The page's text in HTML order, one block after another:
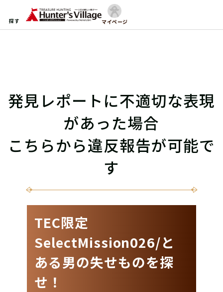
探す マイページ
発見レポートに不適切な表現
があった場合
こちらから違反報告が可能で
す
TEC限定
SelectMission026/と
ある男の失せものを探
せ！